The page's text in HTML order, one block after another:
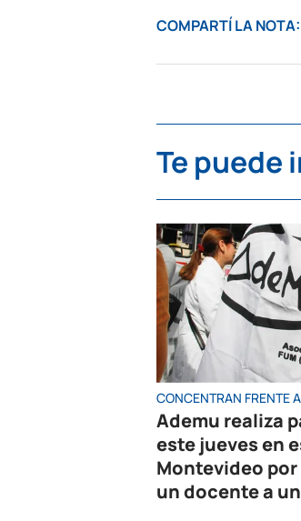
COMPARTÍ LA NOTA:
Te puede
CONCENTRAN FRENTE
Ademu realiza
este jueves en
Montevideo
un docente a